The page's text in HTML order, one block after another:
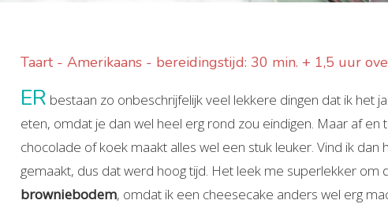
Taart - Amerikaans - bereidingstijd: 30 min. + 1,5 uur
ER bestaan zo onbeschrijfelijk veel lekkere dingen dat ik het
eten, omdat je dan wel heel erg rond zou eindigen. Maar af en
chocolade of koek maakt alles wel een stuk leuker. Vind ik dan
gemaakt, dus dat werd hoog tijd. Het leek me superlekker om
browniebodem, omdat ik een cheesecake anders wel erg